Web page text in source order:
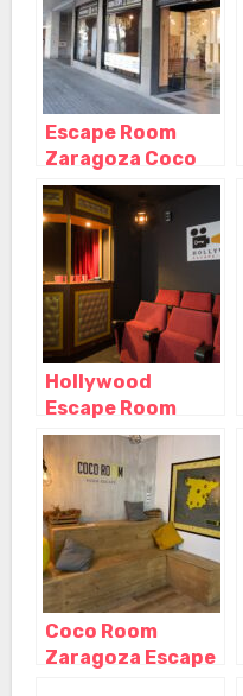
Escape Room
Zaragoza Coco
Room – Paseo
Echegaray,
Zaragoza –
Zaragoza
Hollywood
Escape Room
Zaragoza,
Zaragoza –
Aragón
Coco Room
Zaragoza Escape